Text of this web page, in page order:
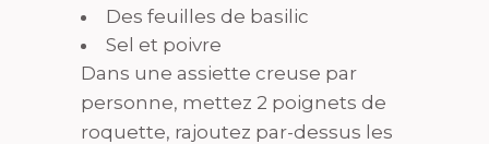
Des feuilles de basilic
Sel et poivre
Dans une assiette creuse par
personne, mettez 2 poignets de
roquette, rajoutez par-dessus les